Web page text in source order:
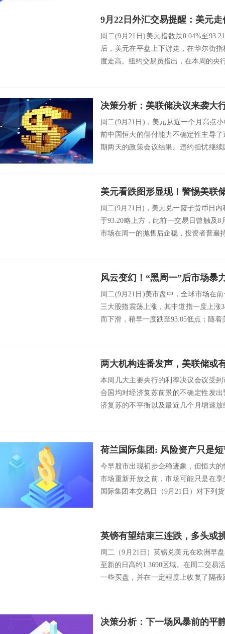
周二(9月21日)美元指数跌0.04%至
后，美元在平盘上下游走，在华尔街
度走高。纽约交易员指出，在本周的央
周二(9月21日)，美元从近一个月高点
前中国恒大的偿付能力不确定性主导
期两天的政策会议结果。违约担忧继
周二(9月21日)，美元兑一篮子货币日
于93.20略上方，此前一交易日曾触及8
市场在周一的抛售后企稳，投资者普遍
周二(9月21日)美市盘中，全球市场在
三大股指震荡上涨，其中道指一度上涨
而下滑，稍早一度跌至93.05低点；随
两大机构连番发声，美联储或
本周几大主要央行的利率决议会议受
合国均对经济复苏前景的不确定性发
济复苏的不平衡以及最近几个月增速
今早股市出现初步企稳迹象，但恒大
市场重新开放之前，市场可能只是在
国际集团本交易日（9月21日）对下列
英镑有望结束三连跌，多头或
周二（9月21日）英镑兑美元在欧洲早
至新的日高约1.3690区域。在周二交易
一些买盘，并在一定程度上收复了隔